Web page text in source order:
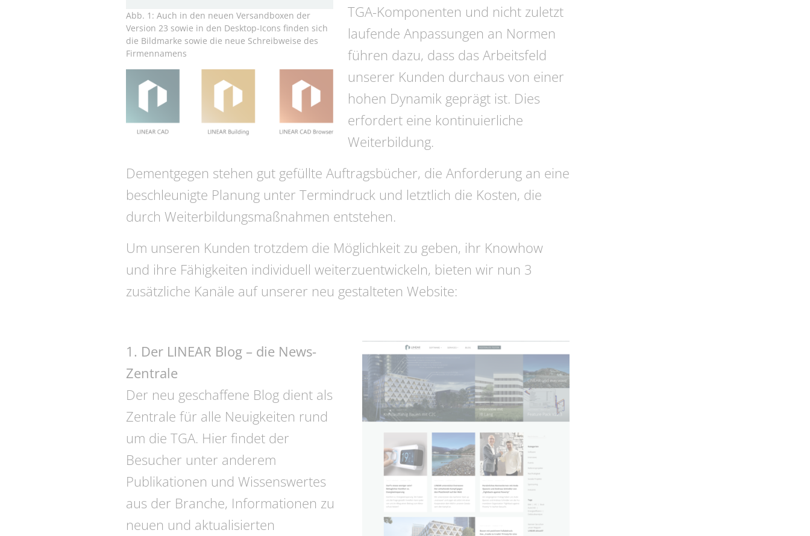
Abb. 1: Auch in den neuen Versandboxen der
Version 23 sowie in den Desktop-Icons finden sich
die Bildmarke sowie die neue Schreibweise des
Firmennamens
TGA-Komponenten und nicht zuletzt
laufende Anpassungen an Normen
führen dazu, dass das Arbeitsfeld
unserer Kunden durchaus von einer
hohen Dynamik geprägt ist. Dies
erfordert eine kontinuierliche
Weiterbildung.
Dementgegen stehen gut gefüllte Auftragsbücher, die Anforderung an eine
beschleunigte Planung unter Termindruck und letztlich die Kosten, die
durch Weiterbildungsmaßnahmen entstehen.
Um unseren Kunden trotzdem die Möglichkeit zu geben, ihr Knowhow
und ihre Fähigkeiten individuell weiterzuentwickeln, bieten wir nun 3
zusätzliche Kanäle auf unserer neu gestalteten Website:
1. Der LINEAR Blog – die News-
Zentrale
Der neu geschaffene Blog dient als
Zentrale für alle Neuigkeiten rund
um die TGA. Hier findet der
Besucher unter anderem
Publikationen und Wissenswertes
aus der Branche, Informationen zu
neuen und aktualisierten